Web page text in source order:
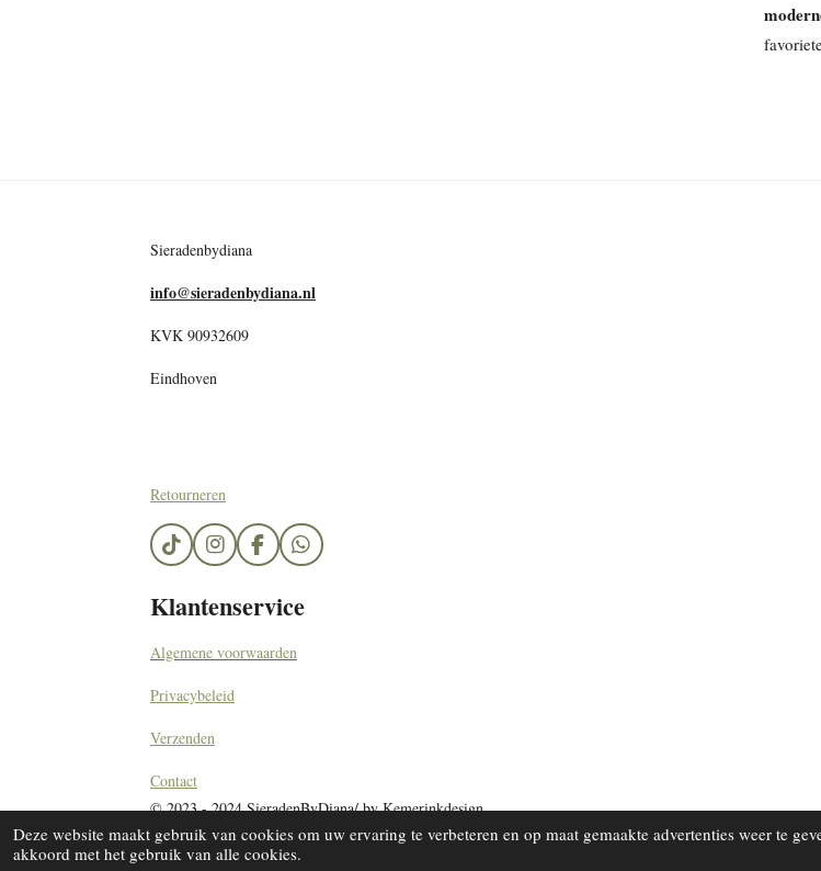
Deze website maakt gebruik van cookies om uw ervaring te verbeteren en op maat gemaakte advertenties weer te
akkoord met het gebruik van alle cookies.
Sieradenbydiana
info@sieradenbydiana.nl
KVK 90932609
Eindhoven
Retourneren
T
i
T
k
I
n
t
g
a
F
a
e
o
W
h
t
Klantenservice
Algemene voorwaarden
Privacybeleid
Verzenden
Contact
© 2023 - 2024 SieradenByDiana/ by Kemerinkdesign